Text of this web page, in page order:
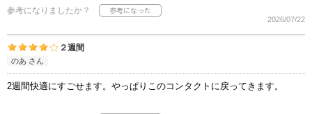
参考になりましたか？
2026/07/22
２週間
のあ さん
2週間快適にすごせます。やっぱりこのコンタクトに戻ってきます。